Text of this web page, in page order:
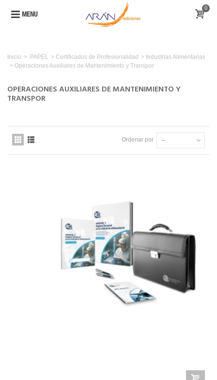
MENU
0
Inicio > PAPEL > Certificados de Profesionalidad > Industrias Alimentarias
> Operaciones Auxiliares de Mantenimiento y Transpor
OPERACIONES AUXILIARES DE MANTENIMIENTO Y
TRANSPOR
Ordenar por --